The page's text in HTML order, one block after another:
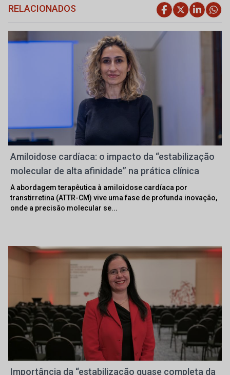
RELACIONADOS
Amiloidose cardíaca: o impacto da “estabilização
molecular de alta afinidade” na prática clínica
A abordagem terapêutica à amiloidose cardíaca por
transtirretina (ATTR-CM) vive uma fase de profunda inovação,
onde a precisão molecular se...
Importância da “estabilização quase completa da